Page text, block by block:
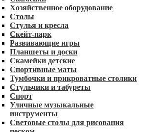
Хозяйственное оборудование
Столы
Стулья и кресла
Скейт-парк
Развивающие игры
Планшеты и доски
Скамейки детские
Спортивные маты
Тумбочки и прикроватные столики
Стульчики и табуреты
Спорт
Уличные музыкальные
инструменты
Световые столы для рисования